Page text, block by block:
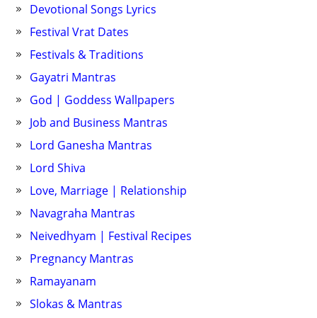
Devotional Songs Lyrics
Festival Vrat Dates
Festivals & Traditions
Gayatri Mantras
God | Goddess Wallpapers
Job and Business Mantras
Lord Ganesha Mantras
Lord Shiva
Love, Marriage | Relationship
Navagraha Mantras
Neivedhyam | Festival Recipes
Pregnancy Mantras
Ramayanam
Slokas & Mantras